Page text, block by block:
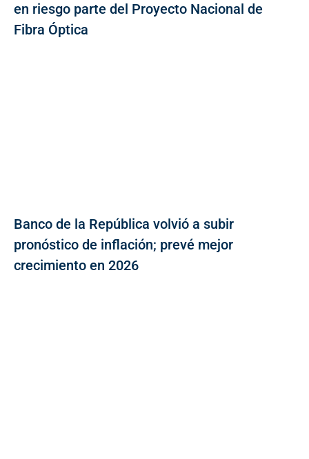
en riesgo parte del Proyecto Nacional de
Fibra Óptica
Banco de la República volvió a subir
pronóstico de inflación; prevé mejor
crecimiento en 2026